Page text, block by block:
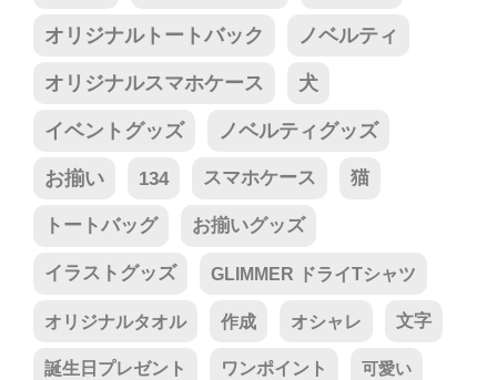
オリジナルトートバック ノベルティ
オリジナルスマホケース 犬
イベントグッズ ノベルティグッズ
お揃い 134 スマホケース 猫
トートバッグ お揃いグッズ
イラストグッズ GLIMMER ドライTシャツ
オリジナルタオル 作成 オシャレ 文字
誕生日プレゼント ワンポイント 可愛い